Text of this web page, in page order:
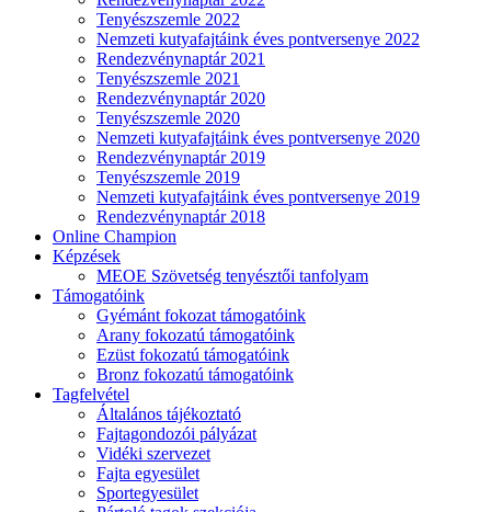
Tenyészszemle 2022
Nemzeti kutyafajtáink éves pontversenye 2022
Rendezvénynaptár 2021
Tenyészszemle 2021
Rendezvénynaptár 2020
Tenyészszemle 2020
Nemzeti kutyafajtáink éves pontversenye 2020
Rendezvénynaptár 2019
Tenyészszemle 2019
Nemzeti kutyafajtáink éves pontversenye 2019
Rendezvénynaptár 2018
Online Champion
Képzések
MEOE Szövetség tenyésztői tanfolyam
Támogatóink
Gyémánt fokozat támogatóink
Arany fokozatú támogatóink
Ezüst fokozatú támogatóink
Bronz fokozatú támogatóink
Tagfelvétel
Általános tájékoztató
Fajtagondozói pályázat
Vidéki szervezet
Fajta egyesület
Sportegyesület